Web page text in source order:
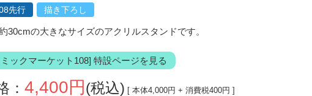
先行 描き下ろし
30cmの大きなサイズのアクリルスタンドです。
ックマーケット108] 特設ページを見る
： 4,400円 (税込) [ 本体4,000円 + 消費税400円 ]